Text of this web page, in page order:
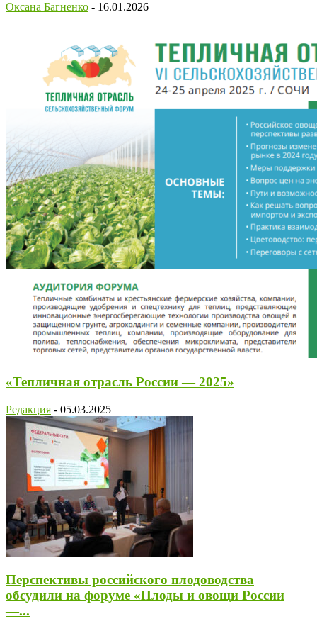
Оксана Багненко - 16.01.2026
«Тепличная отрасль России — 2025»
Редакция - 05.03.2025
Перспективы российского плодоводства
обсудили на форуме «Плоды и овощи России
—...